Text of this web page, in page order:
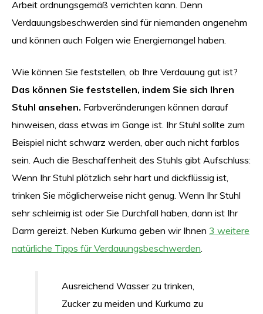
Arbeit ordnungsgemäß verrichten kann. Denn
Verdauungsbeschwerden sind für niemanden angenehm
und können auch Folgen wie Energiemangel haben.
Wie können Sie feststellen, ob Ihre Verdauung gut ist?
Das können Sie feststellen, indem Sie sich Ihren
Stuhl ansehen. Farbveränderungen können darauf
hinweisen, dass etwas im Gange ist. Ihr Stuhl sollte zum
Beispiel nicht schwarz werden, aber auch nicht farblos
sein. Auch die Beschaffenheit des Stuhls gibt Aufschluss:
Wenn Ihr Stuhl plötzlich sehr hart und dickflüssig ist,
trinken Sie möglicherweise nicht genug. Wenn Ihr Stuhl
sehr schleimig ist oder Sie Durchfall haben, dann ist Ihr
Darm gereizt. Neben Kurkuma geben wir Ihnen 3 weitere
natürliche Tipps für Verdauungsbeschwerden
Ausreichend Wasser zu trinken,
Zucker zu meiden und Kurkuma zu